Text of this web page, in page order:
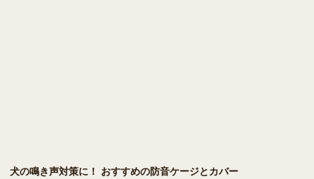
犬の鳴き声対策に！ おすすめの防音ケージとカバー